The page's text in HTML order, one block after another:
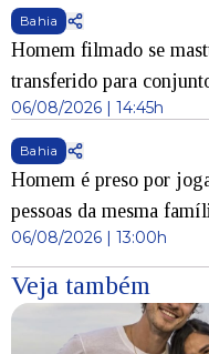
Bahia
Homem filmado se
transferido para
06/08/2026 | 14:45h
Bahia
Homem é preso por
pessoas da mesma
06/08/2026 | 13:00h
Veja também